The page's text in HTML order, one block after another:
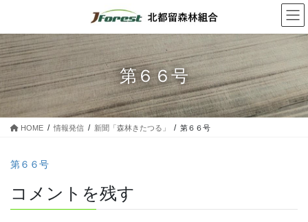
テ
ン
ツ
に
移
動
ゲ
ー
シ
ョ
ン
に
第６６号
HOME 情報発信 新聞「森林きたつる」 第６６号
第６６号
コメントを残す